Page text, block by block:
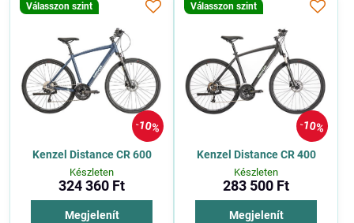
10%
Válasszon szint
Kenzel Distance CR 600
Készleten
324 360 Ft
Megjelenít
10%
Válasszon szint
Kenzel Distance CR 400
Készleten
283 500 Ft
Megjelenít